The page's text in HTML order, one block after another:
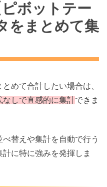
ボットテー
をまとめて集
めて合計したい場合は、
なしで直感的に集計できま
替えや集計を自動で行う
に特に強みを発揮しま